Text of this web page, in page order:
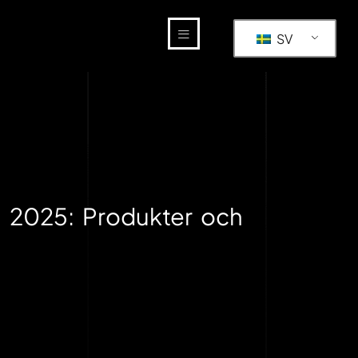
SV
Produkter och